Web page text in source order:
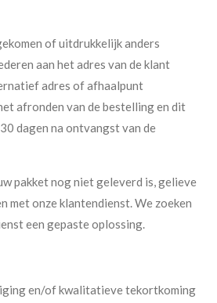
of uitdrukkelijk anders
aan het adres van de klant
adres of afhaalpunt
afronden van de bestelling en dit
dagen na ontvangst van de
pakket nog niet geleverd is, gelieve
met onze klantendienst. We zoeken
een gepaste oplossing.
en/of kwalitatieve tekortkoming